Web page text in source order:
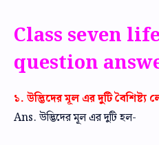
Class seven
question
১. উদ্ভিদের মূল এর দুটি বৈশিষ্ট্য
Ans. উদ্ভিদের মূল এর দুটি হল-